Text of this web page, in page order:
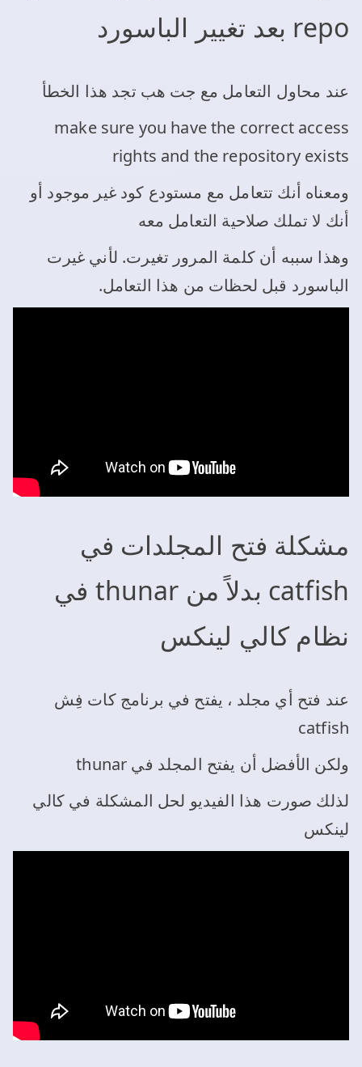
repo بعد تغيير الباسورد
عند محاول التعامل مع جت هب تجد هذا الخطأ
make sure you have the correct access
rights and the repository exists
ومعناه أنك تتعامل مع مستودع كود غير موجود أو
أنك لا تملك صلاحية التعامل معه
وهذا سببه أن كلمة المرور تغيرت. لأني غيرت
الباسورد قبل لحظات من هذا التعامل.
مشكلة فتح المجلدات في
catfish بدلاً من thunar في
نظام كالي لينكس
عند فتح أي مجلد ، يفتح في برنامج كات فِش
catfish
ولكن الأفضل أن يفتح المجلد في thunar
لذلك صورت هذا الفيديو لحل المشكلة في كالي
لينكس